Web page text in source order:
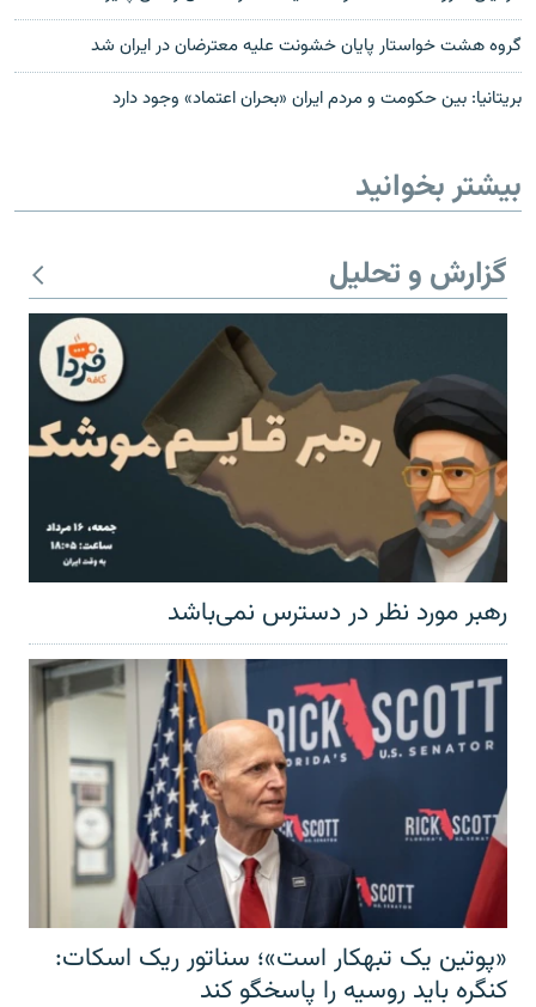
گروه هشت خواستار پایان خشونت علیه معترضان در ایران شد
بریتانیا: بين حكومت و مردم ایران «بحران اعتماد» وجود دارد
بیشتر بخوانید
گزارش و تحلیل
رهبر مورد نظر در دسترس نمی‌باشد
«پوتین یک تبهکار است»؛ سناتور ریک اسکات:
کنگره باید روسیه را پاسخگو کند